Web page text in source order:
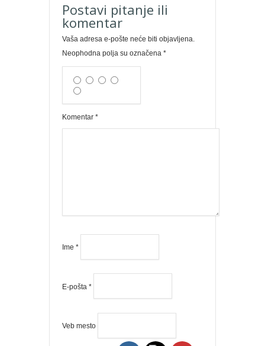
Postavi pitanje ili
komentar
Vaša adresa e-pošte neće biti objavljena.
Neophodna polja su označena *
Komentar *
Ime *
E-pošta *
Veb mesto